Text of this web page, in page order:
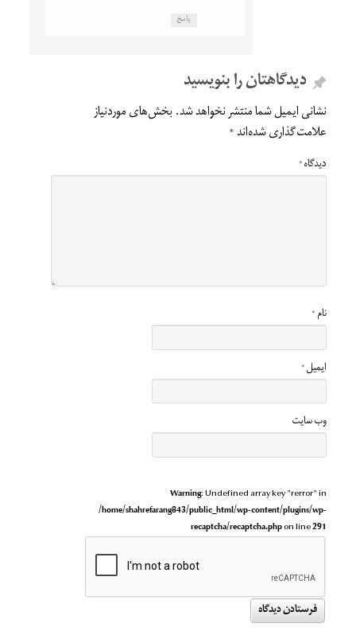
پاسخ
دیدگاهتان را بنویسید
نشانی ایمیل شما منتشر نخواهد شد.بخش‌های موردنیاز
علامت‌گذاری شده‌اند*
دیدگاه*
نام*
ایمیل*
وب‌ سایت
Warning: Undefined array key "rerror" in
/home/shahrefarang843/public_html/wp-content/plugins/wp-
recaptcha/recaptcha.phpon line291